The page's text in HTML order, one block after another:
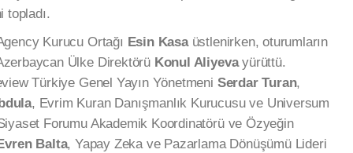
topladı.
Kurucu Ortağı Esin Kasaüstlenirken, oturumların
Ülke Direktörü Konul Aliyevayürüttü.
Türkiye Genel Yayın Yönetmeni Serdar Turan,
, Evrim Kuran Danışmanlık Kurucusu ve Universum
Forumu Akademik Koordinatörü ve Özyeğin
Balta, Yapay Zeka ve Pazarlama Dönüşümü Lideri